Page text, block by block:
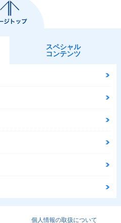
スペシャル
コンテンツ
個人情報の取扱について